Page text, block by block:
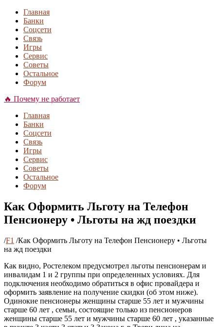
Главная
Банки
Соцсети
Связь
Игры
Сервис
Советы
Остальное
Форум
🔥 Почему не работает
Главная
Банки
Соцсети
Связь
Игры
Сервис
Советы
Остальное
Форум
Как Оформить Льготу на Телефон
Пенсионеру • Льготы на жд поездки
/F1 /Как Оформить Льготу на Телефон Пенсионеру • Льготы
на жд поездки
Как видно, Ростелеком предусмотрел льготы пенсионерам и
инвалидам 1 и 2 группы при определенных условиях. Для
подключения необходимо обратиться в офис провайдера и
оформить заявление на получение скидки (об этом ниже).
Одинокие пенсионеры женщины старше 55 лет и мужчины
старше 60 лет , семьи, состоящие только из пенсионеров
женщины старше 55 лет и мужчины старше 60 лет , указанные